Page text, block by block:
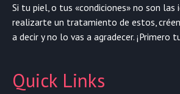
Si tu piel, o tus «condiciones» no son las
realizarte un tratamiento de estos,
a decir y no lo vas a agradecer. ¡Primero
Quick Links